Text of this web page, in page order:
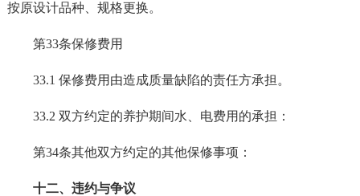
按原设计品种、规格更换。
第33条保修费用
33.1 保修费用由造成质量缺陷的责任方承担。
33.2 双方约定的养护期间水、电费用的承担：
第34条其他双方约定的其他保修事项：
十二、违约与争议